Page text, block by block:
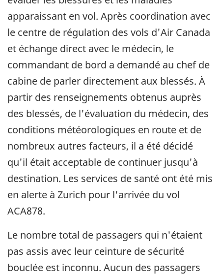
apparaissant en vol. Après coordination avec
le centre de régulation des vols d'Air Canada
et échange direct avec le médecin, le
commandant de bord a demandé au chef de
cabine de parler directement aux blessés. À
partir des renseignements obtenus auprès
des blessés, de l'évaluation du médecin, des
conditions météorologiques en route et de
nombreux autres facteurs, il a été décidé
qu'il était acceptable de continuer jusqu'à
destination. Les services de santé ont été mis
en alerte à Zurich pour l'arrivée du vol
ACA878.
Le nombre total de passagers qui n'étaient
pas assis avec leur ceinture de sécurité
bouclée est inconnu. Aucun des passagers